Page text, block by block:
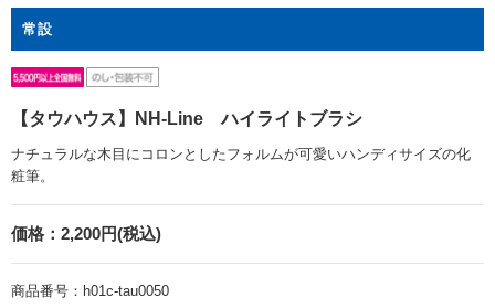
常設
【タウハウス】NH-Line ハイライトブラシ
ナチュラルな木目にコロンとしたフォルムが可愛いハンディサイズの化
粧筆。
価格： 2,200円(税込)
商品番号： h01c-tau0050